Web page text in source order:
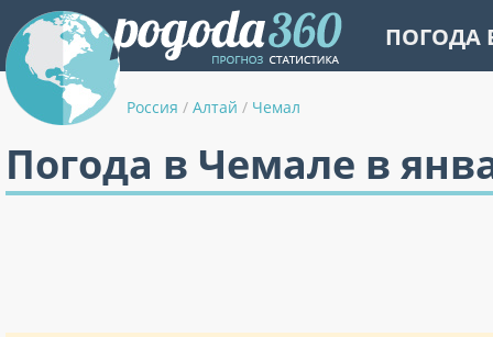
ПОГОДА
Россия / Алтай / Чемал
Погода в Чемале в